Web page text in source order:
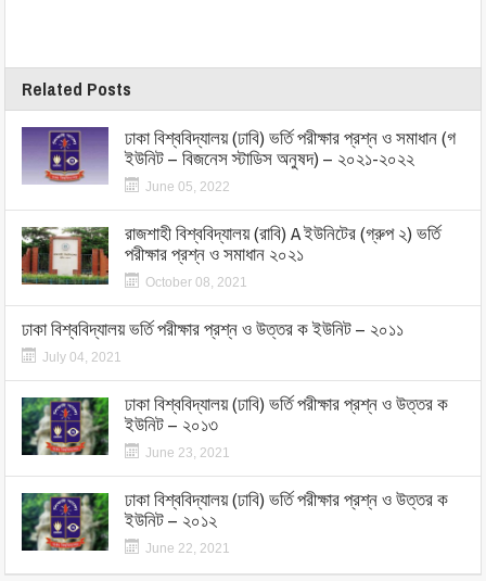
Related Posts
ঢাকা বিশ্ববিদ্যালয় (ঢাবি) ভর্তি পরীক্ষার প্রশ্ন ও সমাধান (গ
ইউনিট – বিজনেস স্টাডিস অনুষদ) – ২০২১-২০২২
June 05, 2022
রাজশাহী বিশ্ববিদ্যালয় (রাবি) A ইউনিটের (গ্রুপ ২) ভর্তি
পরীক্ষার প্রশ্ন ও সমাধান ২০২১
October 08, 2021
ঢাকা বিশ্ববিদ্যালয় ভর্তি পরীক্ষার প্রশ্ন ও উত্তর ক ইউনিট – ২০১১
July 04, 2021
ঢাকা বিশ্ববিদ্যালয় (ঢাবি) ভর্তি পরীক্ষার প্রশ্ন ও উত্তর ক
ইউনিট – ২০১৩
June 23, 2021
ঢাকা বিশ্ববিদ্যালয় (ঢাবি) ভর্তি পরীক্ষার প্রশ্ন ও উত্তর ক
ইউনিট – ২০১২
June 22, 2021